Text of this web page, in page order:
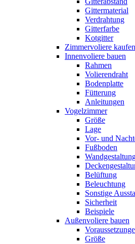
Gittermaterial
Verdrahtung
Gitterfarbe
Kotgitter
Zimmervoliere kaufen
Innenvoliere bauen
Rahmen
Volierendraht
Bodenplatte
Fütterung
Anleitungen
Vogelzimmer
Größe
Lage
Vor- und
Fußboden
Belüftung
Beleuchtung
Sonstige
Sicherheit
Beispiele
Außenvoliere bauen
Größe